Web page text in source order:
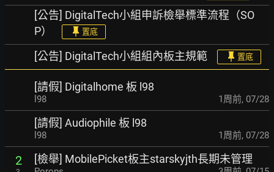
[公告] DigitalTech小組申訴檢舉標準流程（SO
P）
置底
[公告] DigitalTech小組組內板主規範 置底
[請假] Digitalhome 板 l98
l98 1周前, 07/28
[請假] Audiophile 板 l98
l98 1周前, 07/28
2 [檢舉] MobilePicket板主starskyjth長期未管理